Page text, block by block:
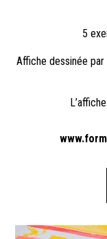
5
Affiche dessinée par